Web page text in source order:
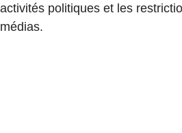
activités politiques et les
médias.